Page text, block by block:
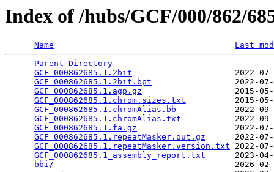
Index of /hubs/GCF/000/862/
Name
Last
Parent Directory
GCF_000862685.1.2bit
2022-
GCF_000862685.1.2bit.bpt
2022-
GCF_000862685.1.agp.gz
2015-
GCF_000862685.1.chrom.sizes.txt
2015-
GCF_000862685.1.chromAlias.bb
2022-
GCF_000862685.1.chromAlias.txt
2022-
GCF_000862685.1.fa.gz
2022-
GCF_000862685.1.repeatMasker.out.gz
2022-
GCF_000862685.1.repeatMasker.version.txt 2022-
GCF_000862685.1_assembly_report.txt
2023-
bbi/
2026-